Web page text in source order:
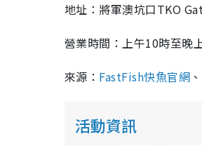
地址：將軍澳坑口TKO
營業時間：上午10時至晚
來源： FastFish快魚官網
活動資訊